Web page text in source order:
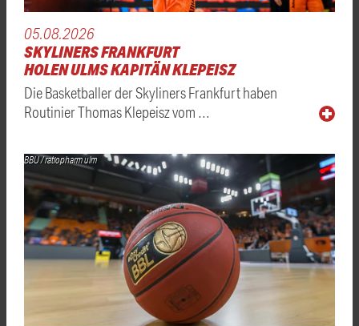
05.08.2026
SKYLINERS FRANKFURT
HOLEN ULMS KAPITÄN KLEPEISZ
Die Basketballer der Skyliners Frankfurt haben
Routinier Thomas Klepeisz vom …
BBU / ratiopharm ulm